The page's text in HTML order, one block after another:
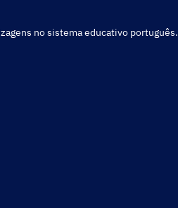
no sistema educativo português.